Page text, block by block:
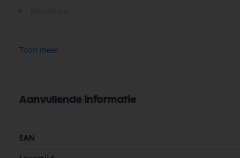
Schulthess
Toon meer
Aanvullende informatie
Meer
EAN